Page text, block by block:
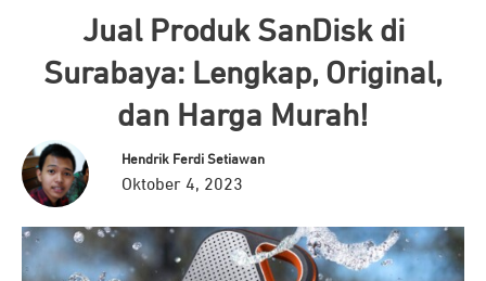
Jual Produk SanDisk di
Surabaya: Lengkap, Original,
dan Harga Murah!
Hendrik Ferdi Setiawan
Oktober 4, 2023